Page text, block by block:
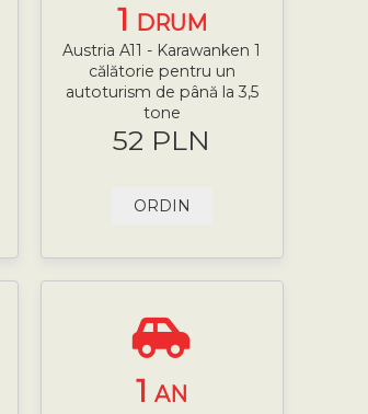
1 DRUM
Austria A11 - Karawanken 1
călătorie pentru un
autoturism de până la 3,5
tone
52 PLN
ORDIN
1AN